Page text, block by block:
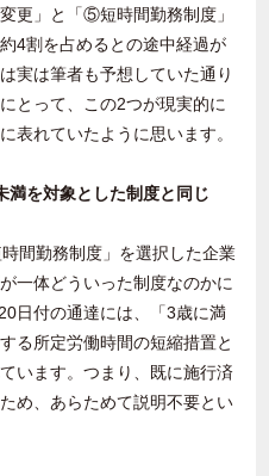
更」と「⑤短時間勤務制度」
4割を占めるとの途中経過が
実は筆者も予想していた通り
とって、この2つが現実的に
表れていたように思います。
満を対象とした制度と同じ
間勤務制度」を選択した企業
一体どういった制度なのかに
日付の通達には、「3歳に満
る所定労働時間の短縮措置と
います。つまり、既に施行済
め、あらためて説明不要とい